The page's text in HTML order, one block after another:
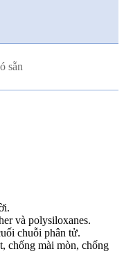
sẵn
và polysiloxanes.
chuỗi phân tử.
chống mài mòn, chống